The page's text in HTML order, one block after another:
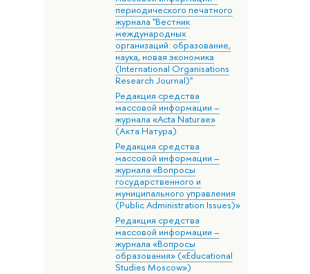
периодического печатного
журнала "Вестник
международных
организаций: образование,
наука, новая экономика
(International Organisations
Research Journal)"
Редакция средства
массовой информации –
журнала «Acta Naturae»
(Акта Натура)
Редакция средства
массовой информации –
журнала «Вопросы
государственного и
муниципального управления
(Public Administration Issues)»
Редакция средства
массовой информации –
журнала «Вопросы
образования» («Educational
Studies Moscow»)